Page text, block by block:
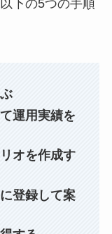
下の5つの手順
運用実績を
オを作成す
登録して案